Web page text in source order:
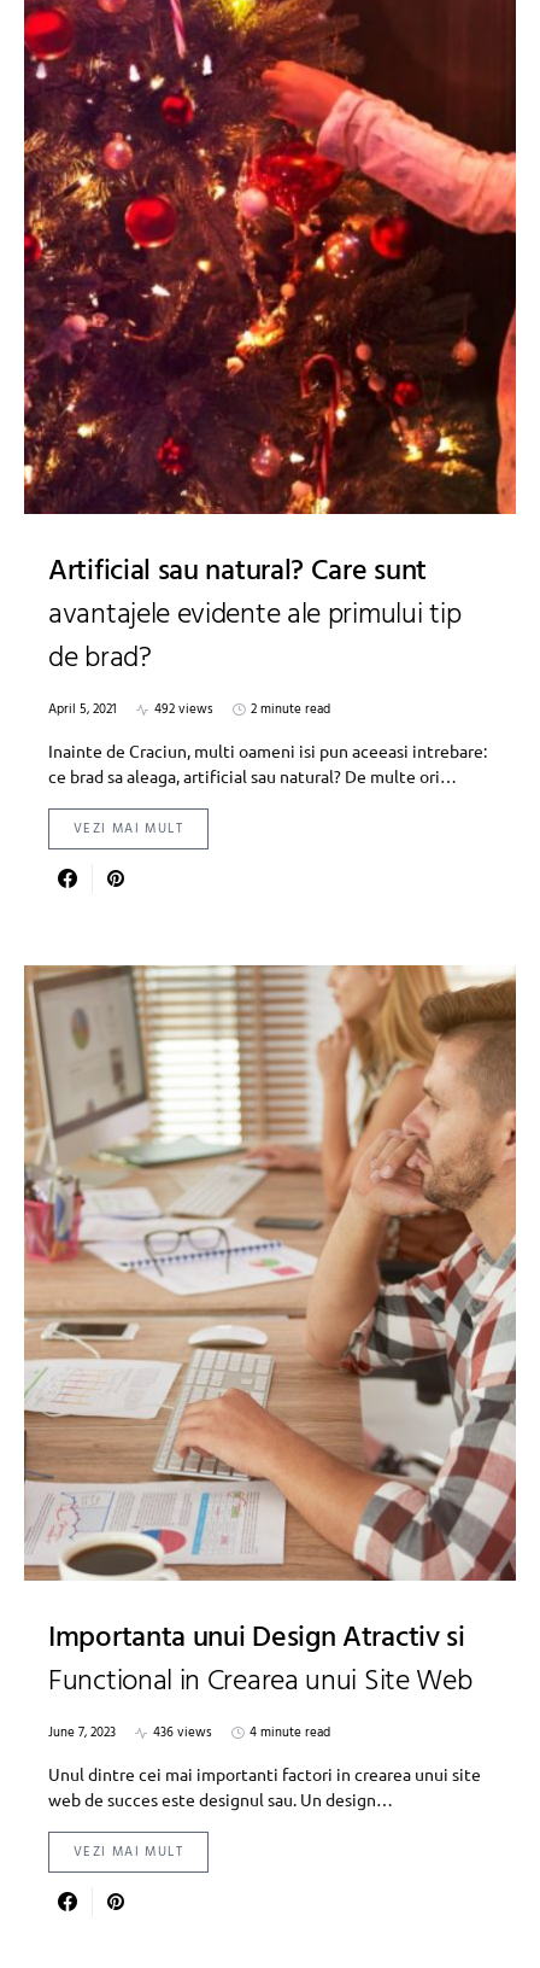
Artificial sau natural? Care sunt
avantajele evidente ale primului tip
de brad?
April 5, 2021 492 views
2 minute read
Inainte de Craciun, multi oameni isi pun aceeasi intrebare:
ce brad sa aleaga, artificial sau natural? De multe ori…
VEZI MAI MULT
Importanta unui Design Atractiv si
Functional in Crearea unui Site Web
June 7, 2023 436 views
4 minute read
Unul dintre cei mai importanti factori in crearea unui site
web de succes este designul sau. Un design…
VEZI MAI MULT